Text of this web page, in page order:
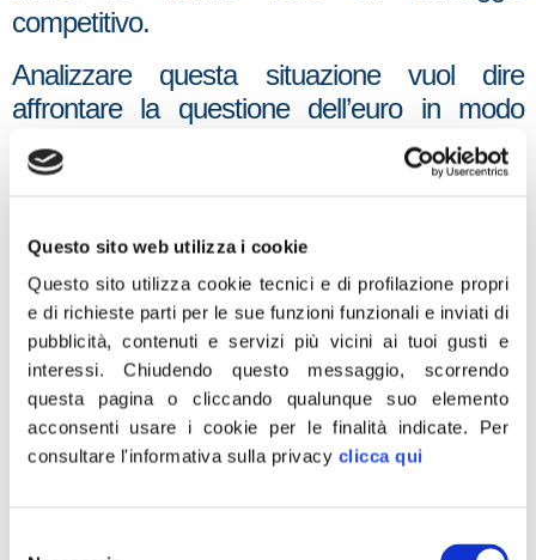
Questo sito web utilizza i cookie
Questo sito utilizza cookie tecnici e di profilazione propri
e di richieste parti per le sue funzioni funzionali e inviati di
pubblicità, contenuti e servizi più vicini ai tuoi gusti e
interessi.Chiudendo questo messaggio, scorrendo
questa pagina o cliccando qualunque suo elemento
acconsenti usare i cookie per le finalità indicate. Per
consultare l'informativa sulla privacy clicca qui
competitivo.
Analizzare questa situazione vuol dire
affrontare la questione dell’euro in modo
pragmatico, non ideologico e senza
preclusioni. Capire, dati alla mano, cosa
distrutto la domanda interna, ha fatto crollare
i consumi delle famiglie e ha disintegrato la
competitività delle nostre aziende. È uno dei
più potenti fattori di disgregazione dell’unità
europea e sta mettendo in pericolo tutti i
progressi che finora sono stati fatti per
rafforzare la solidarietà tra i popoli d’Europa.
Prima si rompe la gabbia dell’euro e si